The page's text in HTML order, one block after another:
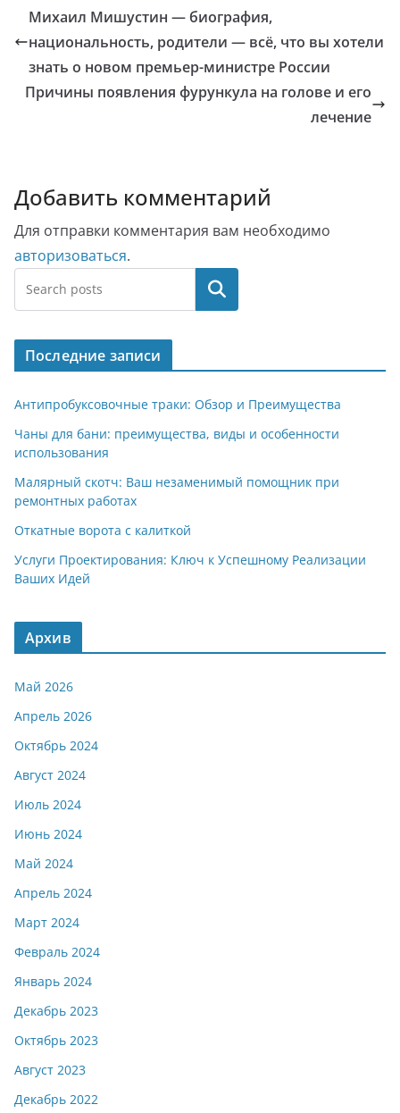
Михаил Мишустин — биография,
национальность, родители — всё, что вы хотели
знать о новом премьер-министре России
Причины появления фурункула на голове и его
лечение
Добавить комментарий
Для отправки комментария вам необходимо
авторизоваться.
Поиск
Последние записи
Антипробуксовочные траки: Обзор и Преимущества
Чаны для бани: преимущества, виды и особенности
использования
Малярный скотч: Ваш незаменимый помощник при
ремонтных работах
Откатные ворота с калиткой
Услуги Проектирования: Ключ к Успешному Реализации
Ваших Идей
Архив
Май 2026
Апрель 2026
Октябрь 2024
Август 2024
Июль 2024
Июнь 2024
Май 2024
Апрель 2024
Март 2024
Февраль 2024
Январь 2024
Декабрь 2023
Октябрь 2023
Август 2023
Декабрь 2022